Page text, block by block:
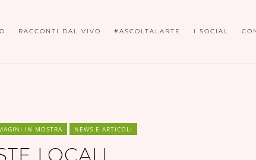
RACCONTI DAL VIVO #ASCOLTALARTE I SOCIAL
IN MOSTRA NEWS E ARTICOLI
LOCALI